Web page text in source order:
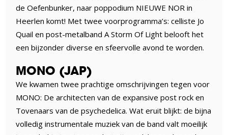
de Oefenbunker, naar poppodium NIEUWE NOR in
Heerlen komt! Met twee voorprogramma’s: celliste Jo
Quail en post-metalband A Storm Of Light belooft het
een bijzonder diverse en sfeervolle avond te worden.
MONO (JAP)
We kwamen twee prachtige omschrijvingen tegen voor
MONO: De architecten van de expansive post rock en
Tovenaars van de psychedelica. Wat eruit blijkt: de bijna
volledig instrumentale muziek van de band valt moeilijk